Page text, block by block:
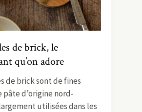
de brick, le
qu’on adore
de brick sont de fines
d’origine nord-
utilisées dans les